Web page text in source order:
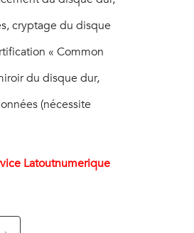
cryptage du disque
« Common
du disque dur,
(nécessite
Latoutnumerique